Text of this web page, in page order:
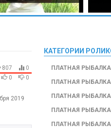
807
0
0
0
2019
КАТЕГОРИИ
ПЛАТНАЯ РЫБАЛКА
ПЛАТНАЯ РЫБАЛКА
ПЛАТНАЯ
ПЛАТНАЯ
ПЛАТНАЯ